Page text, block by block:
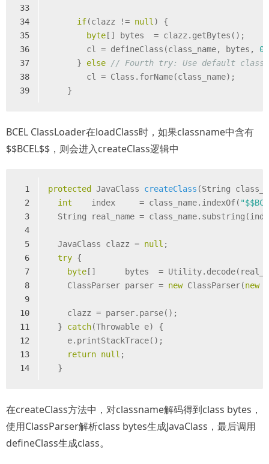
33
34
35
36
37
38
39
if(clazz != null) {
byte [] bytes  = clazz.getBytes();
        cl = defineClass(class_name, bytes,
0
      }
else // Fourth try: Use default class
        cl = Class.forName(class_name);
    }
BCEL ClassLoader在loadClass时，如果classname中含有
$$BCEL$$，则会进入createClass逻辑中
1
2
3
4
5
6
7
8
9
10
11
12
13
14
protected JavaClass createClass (String
int
    index     = class_name.indexOf(
String real_name =
  JavaClass clazz =
null ;
try {
byte []      bytes  =
    ClassParser parser =
new ClassParser(new
    clazz = parser.parse();
  }
catch(Throwable e) {
    e.printStackTrace();
return null ;
  }
在createClass方法中，对classname解码得到class bytes，
使用ClassParser解析class bytes生成JavaClass，最后调用
defineClass生成class。